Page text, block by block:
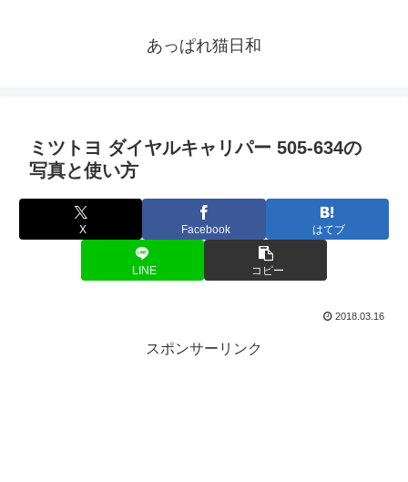
あっぱれ猫日和
ミツトヨ ダイヤルキャリパー 505-634の
写真と使い方
X Facebook はてブ
LINE コピー
2018.03.16
スポンサーリンク